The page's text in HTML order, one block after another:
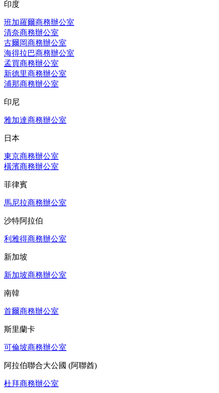
印度
班加羅爾商務辦公室
清奈商務辦公室
古爾岡商務辦公室
海得拉巴商務辦公室
孟買商務辦公室
新德里商務辦公室
浦那商務辦公室
印尼
雅加達商務辦公室
日本
東京商務辦公室
橫濱商務辦公室
菲律賓
馬尼拉商務辦公室
沙特阿拉伯
利雅得商務辦公室
新加坡
新加坡商務辦公室
南韓
首爾商務辦公室
斯里蘭卡
可倫坡商務辦公室
阿拉伯聯合大公國 (阿聯酋)
杜拜商務辦公室